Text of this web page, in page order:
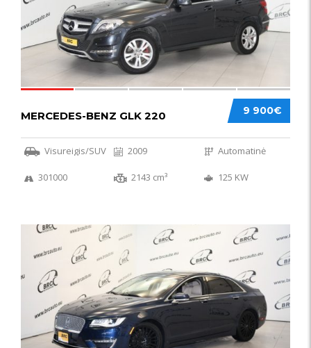
9 900€
MERCEDES-BENZ GLK 220
Visureigis/SUV 2009 Automatinė
301000 2143 cm³ 125 KW